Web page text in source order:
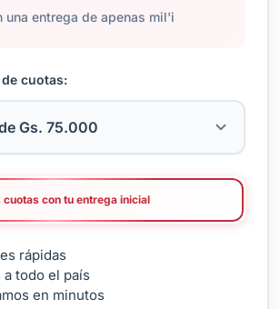
una entrega de apenas mil'i
cuotas:
cuotas con tu entrega inicial
rápidas
a todo el país
en minutos